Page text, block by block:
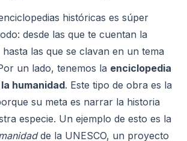
históricas es súper
desde las que te cuentan la
las que se clavan en un tema
un lado, tenemos la enciclopedia
humanidad. Este tipo de obra es la
su meta es narrar la historia
especie. Un ejemplo de esto es la
de la UNESCO, un proyecto